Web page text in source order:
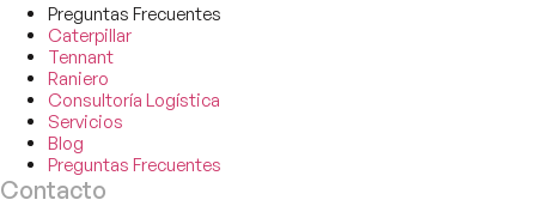
Preguntas Frecuentes
Caterpillar
Tennant
Raniero
Consultoría Logística
Servicios
Blog
Preguntas Frecuentes
Contacto